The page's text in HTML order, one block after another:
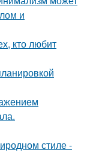
и
кто любит
стиле -